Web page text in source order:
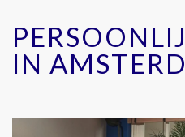
IN